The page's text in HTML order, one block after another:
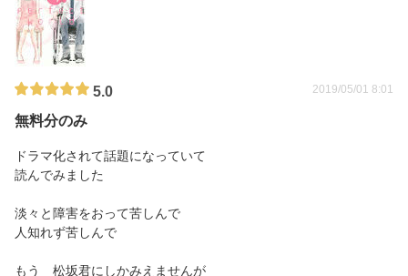
5.0 2019/05/01 8:01
無料分のみ
ドラマ化されて話題になっていて
読んでみました
淡々と障害をおって苦しんで
人知れず苦しんで
もう 松坂君にしかみえませんが